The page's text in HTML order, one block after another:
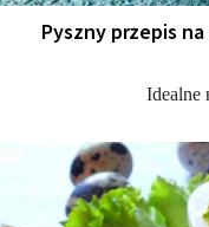
Pyszny przepis
Idealne